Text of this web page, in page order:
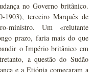
no Governo britânico.
1903), terceiro Marquês de
ministro. Um «relutante
prazo, faria mais do que
o Império britânico em
a questão do Sudão
e a Etiópia começaram a